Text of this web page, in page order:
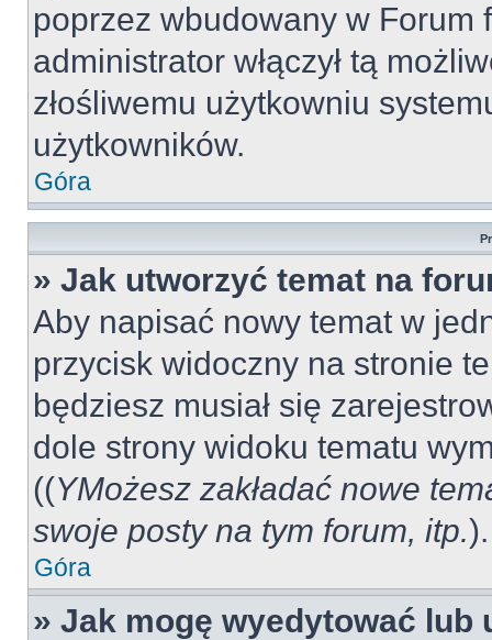
poprzez wbudowany w Forum
administrator włączył tą
złośliwemu użytkowniu
użytkowników.
Góra
» Jak utworzyć temat na
Aby napisać nowy temat w
przycisk widoczny na stronie
będziesz musiał się
dole strony widoku tematu
((YMożesz zakładać nowe
swoje posty na tym forum, itp.).
Góra
» Jak mogę wyedytować lub